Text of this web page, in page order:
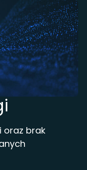
oraz brak